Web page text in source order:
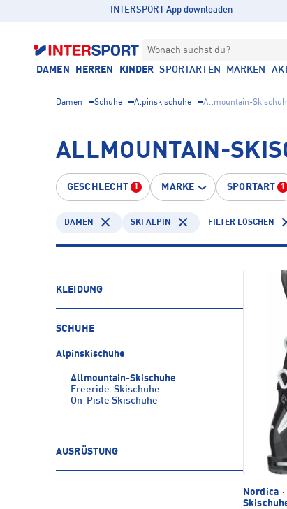
INTERSPORT App downloaden
Wonach suchst du?
DAMEN
HERREN KINDER SPORTARTEN MARKEN
Damen Schuhe Alpinskischuhe Allmountain-
ALLMOUNTAIN-
GESCHLECHT 1 MARKE SPORTART 1
DAMEN SKI ALPIN FILTER LÖSCHEN
KLEIDUNG
SCHUHE
Alpinskischuhe
Allmountain-Skischuhe
Freeride-Skischuhe
On-Piste Skischuhe
AUSRÜSTUNG
Nordica ·